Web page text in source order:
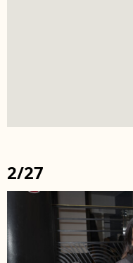
2/27